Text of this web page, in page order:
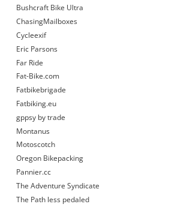
Bushcraft Bike Ultra
ChasingMailboxes
Cycleexif
Eric Parsons
Far Ride
Fat-Bike.com
Fatbikebrigade
Fatbiking.eu
gppsy by trade
Montanus
Motoscotch
Oregon Bikepacking
Pannier.cc
The Adventure Syndicate
The Path less pedaled